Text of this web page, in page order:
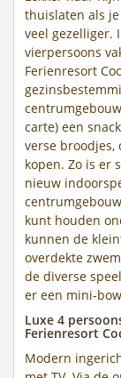
thuislaten als
veel gezelliger.
vierpersoons
Ferienresort
carte) een
verse
kopen. Zo is er
nieuw
kunt houden
kunnen de
overdekte
de diverse
er een mini-
Luxe 4
Ferienresort
Modern